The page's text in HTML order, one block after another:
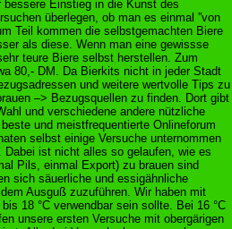
Einstieg in die Kunst des
überlegen, ob man es einmal ”von
Teil kommen die selbstgemachten Biere
als diese. Wenn man eine gewissse
teure Biere selbst herstellen. Zum
80,- DM. Da Bierkits nicht in jeder Stadt
und weitere wertvolle Tips zu
–> Bezugsquellen zu finden. Dort gibt
und verschiedene andere nützliche
und meistfrequentierte Onlineforum
selbst einige Versuche unternommen
ist nicht alles so gelaufen, wie es
Pils, einmal Export) zu brauen sind
sich säuerliche und essigähnliche
Ausguß zuzuführen. Wir haben mit
18 °C verwendbar sein sollte. Bei 16 °C
unsere ersten Versuche mit obergärigen